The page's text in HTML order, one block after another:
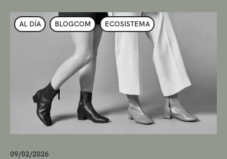
AL DÍA BLOGCOM ECOSISTEMA
09/02/2026